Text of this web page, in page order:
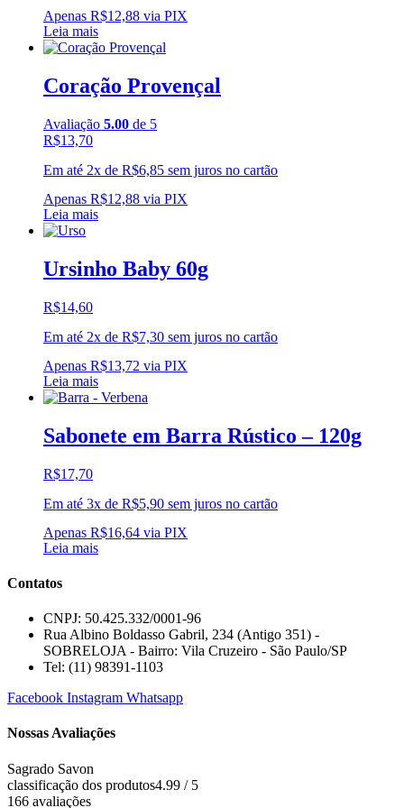
Apenas R$12,88 via PIX
Leia mais
Coração Provençal
Avaliação 5.00 de 5
R$13,70
Em até 2x de R$6,85 sem juros no cartão
Apenas R$12,88 via PIX
Leia mais
Ursinho Baby 60g
R$14,60
Em até 2x de R$7,30 sem juros no cartão
Apenas R$13,72 via PIX
Leia mais
Sabonete em Barra Rústico – 120g
R$17,70
Em até 3x de R$5,90 sem juros no cartão
Apenas R$16,64 via PIX
Leia mais
Contatos
CNPJ: 50.425.332/0001-96
Rua Albino Boldasso Gabril, 234 (Antigo 351) -
SOBRELOJA - Bairro: Vila Cruzeiro - São Paulo/SP
​​​​​​​​​​​​​​​​​​​​Tel: (11) 98391-1103
Facebook Instagram Whatsapp
Nossas Avaliações
Sagrado Savon
classificação dos produtos4.99 / 5
166 avaliações